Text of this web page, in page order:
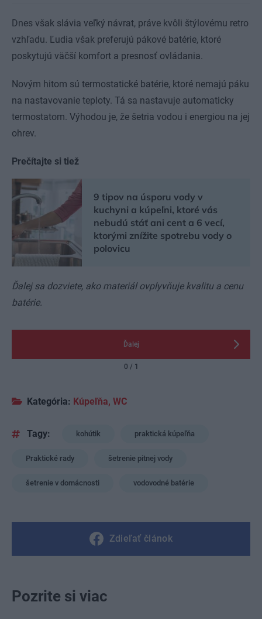
Dnes však slávia veľký návrat, práve kvôli štýlovému retro
vzhľadu. Ľudia však preferujú pákové batérie, ktoré
poskytujú väčší komfort a presnosť ovládania.
Novým hitom sú termostatické batérie, ktoré nemajú páku
na nastavovanie teploty. Tá sa nastavuje automaticky
termostatom. Výhodou je, že šetria vodou i energiou na jej
ohrev.
Prečítajte si tiež
9 tipov na úsporu vody v
kuchyni a kúpeľni, ktoré vás
nebudú stáť ani cent a 6 vecí,
ktorými znížite spotrebu vody o
polovicu
Ďalej sa dozviete, ako materiál ovplyvňuje kvalitu a cenu
batérie.
Ďalej
0 / 1
Kategória: Kúpeľňa, WC
Tagy: kohútik praktická kúpeľňa
Praktické rady šetrenie pitnej vody
šetrenie v domácnosti vodovodné batérie
Zdieľať článok
Pozrite si viac